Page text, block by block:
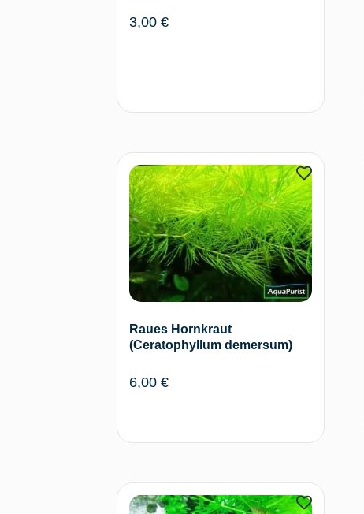
3,00 €
Weiterlesen
Raues Hornkraut
(Ceratophyllum demersum)
6,00 €
Weiterlesen